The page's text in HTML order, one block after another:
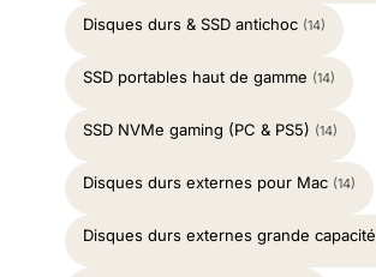
Disques durs & SSD antichoc (14)
SSD portables haut de gamme (14)
SSD NVMe gaming (PC & PS5) (14)
Disques durs externes pour Mac (14)
Disques durs externes grande capacité